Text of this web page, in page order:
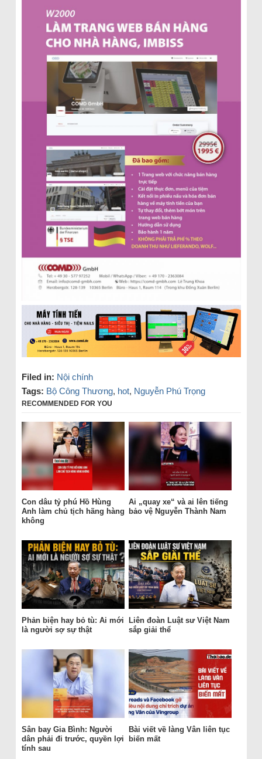
Filed in: Nội chính
Tags: Bộ Công Thương, hot, Nguyễn Phú Trọng
RECOMMENDED FOR YOU
Con dâu tỷ phú Hồ Hùng
Anh làm chủ tịch hãng hàng
không
Ai „quay xe“ và ai lên tiếng
bảo vệ Nguyễn Thành Nam
Phản biện hay bỏ tù: Ai mới
là người sợ sự thật
Liên đoàn Luật sư Việt Nam
sắp giải thể
Sân bay Gia Bình: Người
dân phải đi trước, quyền lợi
tính sau
Bài viết về làng Vân liên tục
biến mất